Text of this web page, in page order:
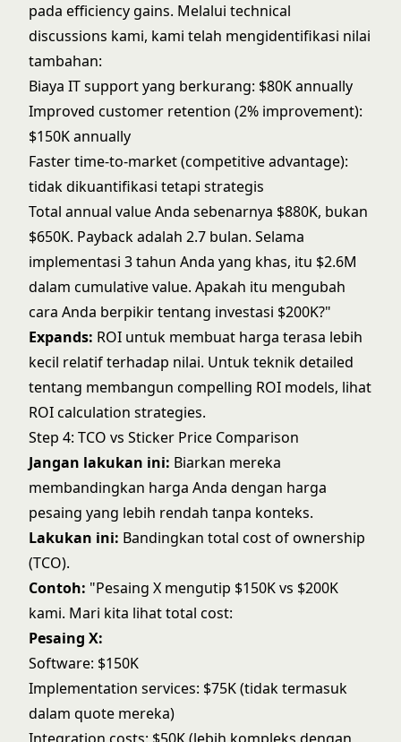
pada efficiency gains. Melalui technical
discussions kami, kami telah mengidentifikasi nilai
tambahan:
Biaya IT support yang berkurang: $80K annually
Improved customer retention (2% improvement):
$150K annually
Faster time-to-market (competitive advantage):
tidak dikuantifikasi tetapi strategis
Total annual value Anda sebenarnya $880K, bukan
$650K. Payback adalah 2.7 bulan. Selama
implementasi 3 tahun Anda yang khas, itu $2.6M
dalam cumulative value. Apakah itu mengubah
cara Anda berpikir tentang investasi $200K?"
Expands: ROI untuk membuat harga terasa lebih
kecil relatif terhadap nilai. Untuk teknik detailed
tentang membangun compelling ROI models, lihat
ROI calculation strategies.
Step 4: TCO vs Sticker Price Comparison
Jangan lakukan ini: Biarkan mereka
membandingkan harga Anda dengan harga
pesaing yang lebih rendah tanpa konteks.
Lakukan ini: Bandingkan total cost of ownership
(TCO).
Contoh: "Pesaing X mengutip $150K vs $200K
kami. Mari kita lihat total cost:
Pesaing X:
Software: $150K
Implementation services: $75K (tidak termasuk
dalam quote mereka)